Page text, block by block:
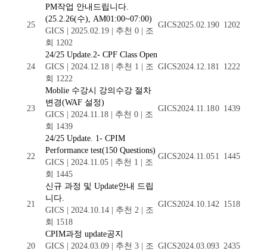
25
PM작업 안내드립니다.
(25.2.26(수), AM01:00~07:00)
GICS
2025.02.19 추천 0
조
회 1202
GICS2025.02.190 1202
24
24/25 Update.2- CPF Class Open
GICS
2024.12.18 추천 1
조
회 1222
GICS2024.12.181 1222
23
Moblie 수강시 강의수강 절차
변경(WAF 설정)
GICS
2024.11.18 추천 0
조
회 1439
GICS2024.11.180 1439
22
24/25 Update. 1- CPIM
Performance test(150 Questions)
GICS
2024.11.05 추천 1
조
회 1445
GICS2024.11.051 1445
21
신규 과정 및 Update안내 드립
니다.
GICS
2024.10.14 추천 2
조
회 1518
GICS2024.10.142 1518
20
CPIM과정 update공지
GICS
2024.03.09 추천 3
조 GICS2024.03.093 2435